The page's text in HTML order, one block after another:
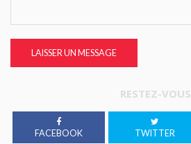
LAISSER UN MESSAGE
RESTEZ-VOUS
FACEBOOK TWITTER